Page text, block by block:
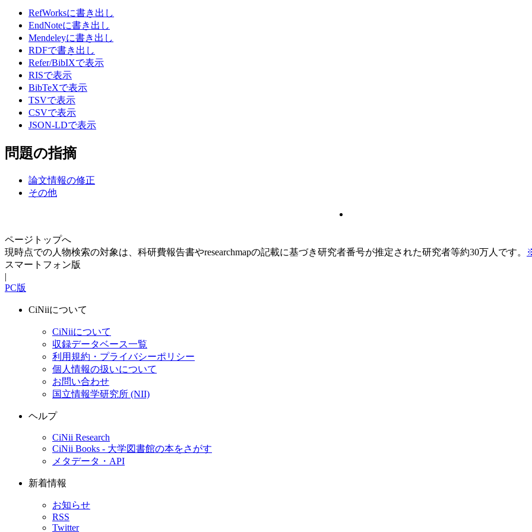
RefWorksに書き出し
EndNoteに書き出し
Mendeleyに書き出し
RDFで書き出し
Refer/BibIXで表示
RISで表示
BibTeXで表示
TSVで表示
CSVで表示
JSON-LDで表示
問題の指摘
論文情報の修正
その他
ページトップへ
現時点での人物検索の対象は、科研費報告書やresearchmapの記載に基づき研究者番号が推定された研究者等約30万人です。
スマートフォン版
|
PC版
CiNiiについて
CiNiiについて
収録データベース一覧
利用規約・プライバシーポリシー
個人情報の扱いについて
お問い合わせ
国立情報学研究所 (NII)
ヘルプ
CiNii Research
CiNii Books - 大学図書館の本をさがす
メタデータ・API
新着情報
お知らせ
RSS
Twitter